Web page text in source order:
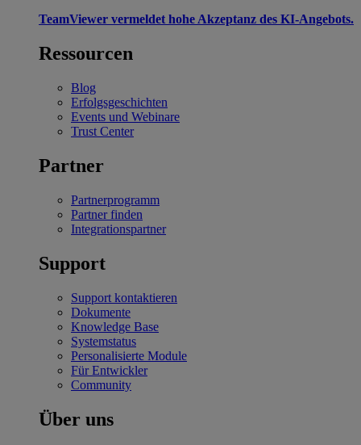
TeamViewer vermeldet hohe Akzeptanz des KI-Angebots.
Ressourcen
Blog
Erfolgsgeschichten
Events und Webinare
Trust Center
Partner
Partnerprogramm
Partner finden
Integrationspartner
Support
Support kontaktieren
Dokumente
Knowledge Base
Systemstatus
Personalisierte Module
Für Entwickler
Community
Über uns